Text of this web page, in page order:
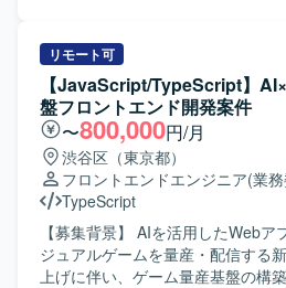
向けに導入しているSalesforce
ト）内で、チケット購入、ホテル
の刷新対応を行っていただきます
ーズで発生しているバグ改修が中
込み仕様を理解いただいた上で、
ら実装、テストまで一連の工程を
開発はNode.js上でJavaScriptを使用
める人物像】 設計書から仕様を素
発見して主体的に動ける方を求め
軽く、関係者と能動的にコミュニ
ら、バグ改修や機能改善を着実に
リモート可
【JavaScript/TypeScript】
盤フロントエンド開発案件
〜800,000円/月
渋谷区（東京都）
フロントエンドエンジニア(業
TypeScript
【募集背景】 AIを活用したWebア
ジュアルゲームを量産・配信する
上げに伴い、ゲーム量産基盤の構